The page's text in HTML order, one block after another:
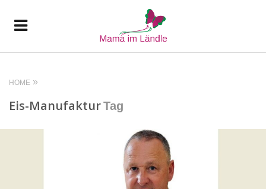
HOME
Eis-ManufakturTag